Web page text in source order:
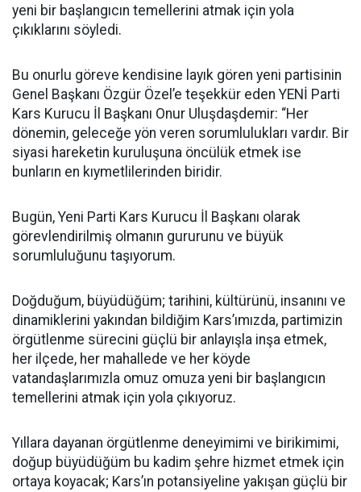
yeni bir başlangıcın temellerini atmak için yola
çıkıklarını söyledi.
Bu onurlu göreve kendisine layık gören yeni partisinin
Genel Başkanı Özgür Özel’e teşekkür eden YENİ Parti
Kars Kurucu İl Başkanı Onur Uluşdaşdemir: “Her
dönemin, geleceğe yön veren sorumlulukları vardır. Bir
siyasi hareketin kuruluşuna öncülük etmek ise
bunların en kıymetlilerinden biridir.
Bugün, Yeni Parti Kars Kurucu İl Başkanı olarak
görevlendirilmiş olmanın gururunu ve büyük
sorumluluğunu taşıyorum.
Doğduğum, büyüdüğüm; tarihini, kültürünü, insanını ve
dinamiklerini yakından bildiğim Kars’ımızda, partimizin
örgütlenme sürecini güçlü bir anlayışla inşa etmek,
her ilçede, her mahallede ve her köyde
vatandaşlarımızla omuz omuza yeni bir başlangıcın
temellerini atmak için yola çıkıyoruz.
Yıllara dayanan örgütlenme deneyimimi ve birikimimi,
doğup büyüdüğüm bu kadim şehre hizmet etmek için
ortaya koyacak; Kars’ın potansiyeline yakışan güçlü bir